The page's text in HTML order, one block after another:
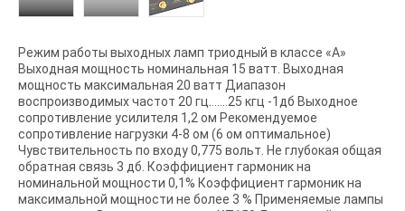
Режим работы выходных ламп триодный в классе «А»
Выходная мощность номинальная 15 ватт. Выходная
мощность максимальная 20 ватт Диапазон
воспроизводимых частот 20 гц.......25 кгц -1дб Выходное
сопротивление усилителя 1,2 ом Рекомендуемое
сопротивление нагрузки 4-8 ом (6 ом оптимальное)
Чувствительность по входу 0,775 вольт. Не глубокая общая
обратная связь 3 дб. Коэффициент гармоник на
номинальной мощности 0,1% Коэффициент гармоник на
максимальной мощности не более 3 % Применяемые лампы